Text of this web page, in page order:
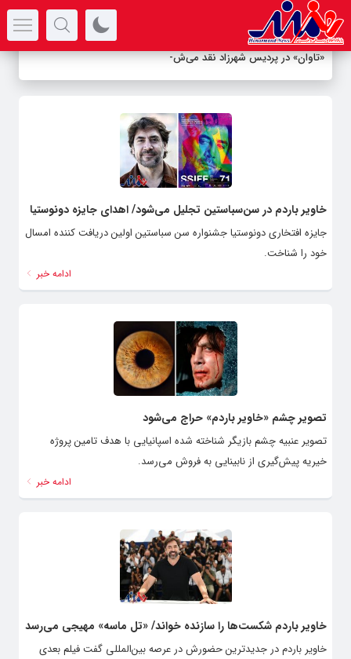
«تاوان» در پردیس شهرزاد نقد می‌شود
خاویر باردم در سن‌سباستین تجلیل می‌شود/ اهدای جایزه دونوستیا
جایزه افتخاری دونوستیا جشنواره سن سباستین اولین دریافت کننده امسال
خود را شناخت.
ادامه خبر
تصویر چشم «خاویر باردم» حراج می‌شود
تصویر عنبیه چشم بازیگر شناخته شده اسپانیایی با هدف تامین پروژه
خیریه پیش‌گیری از نابینایی به فروش می‌رسد.
ادامه خبر
خاویر باردم شکست‌ها را سازنده خواند/ «تل ماسه» مهیجی می‌رسد
خاویر باردم در جدیدترین حضورش در عرصه بین‌المللی گفت فیلم بعدی